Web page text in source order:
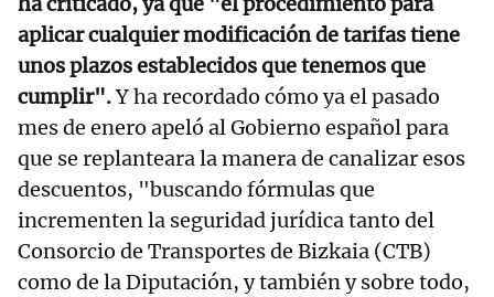
aplicar cualquier modificación de tarifas tiene
unos plazos establecidos que tenemos que
cumplir".Y ha recordado cómo ya el pasado
mes de enero apeló al Gobierno español para
que se replanteara la manera de canalizar esos
descuentos, "buscando fórmulas que
incrementen la seguridad jurídica tanto del
Consorcio de Transportes de Bizkaia (CTB)
como de la Diputación, y también y sobre todo,